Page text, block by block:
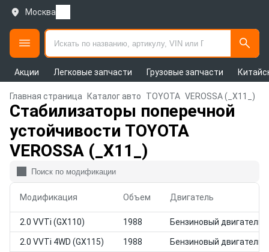
Москва
Акции Легковые запчасти Грузовые запчасти
Главная страница Каталог авто TOYOTA VEROSSA (_X11_)
Стабилизаторы поперечной
устойчивости TOYOTA
VEROSSA (_X11_)
Модификация Объем Двигатель
2.0 VVTi (GX110) 1988 Бензиновый двигатель
2.0 VVTi 4WD (GX115) 1988 Бензиновый двигатель